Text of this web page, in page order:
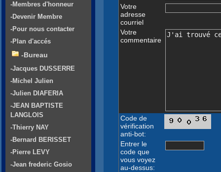
Votre
adresse
courriel
Votre
commentaire
Code de
vérification
anti-bot:
Entrer le
code que
vous voyez
au-dessus:
-Membres d'honneur
-Devenir Membre
-Pour nous contacter
-Plan d'accés
-Bureau
-Jacques DUSSERRE
-Michel Julien
-Julien DIAFERIA
-JEAN BAPTISTE
LANGLOIS
-Thierry NAY
-Bernard BERISSET
-Pierre LEVY
-Jean frederic Gosio